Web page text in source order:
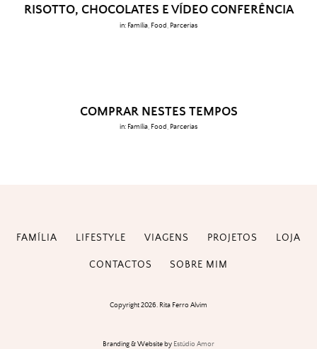
RISOTTO, CHOCOLATES E VÍDEO CONFERÊNCIA
in: Família Food Parcerias
COMPRAR NESTES TEMPOS
in: Família Food Parcerias
FAMÍLIA LIFESTYLE VIAGENS PROJETOS LOJA
CONTACTOS SOBRE MIM
Copyright 2026. Rita Ferro Alvim
Branding & Website by Estúdio Amor